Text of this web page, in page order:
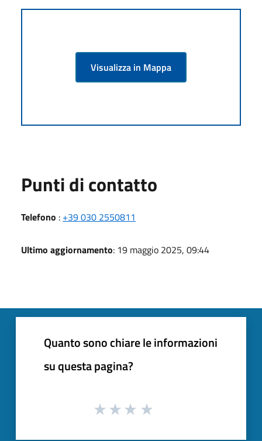
Visualizza in Mappa
Punti di contatto
Telefono : +39 030 2550811
Ultimo aggiornamento: 19 maggio 2025, 09:44
Quanto sono chiare le informazioni
su questa pagina?